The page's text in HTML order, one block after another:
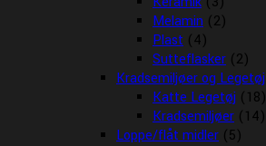
Melamin (2)
Plast (4)
Sutteflasker (2)
Kradsemiljøer og Legetøj
Katte Legetøj (18)
Kradsemiljøer (14)
Loppe/flåt midler (5)